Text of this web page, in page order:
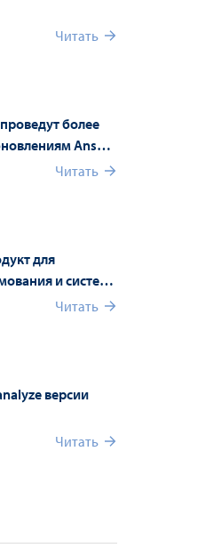
Читать
более
Ansys
Читать
для
и систему
2022 R1
Читать
версии
Читать